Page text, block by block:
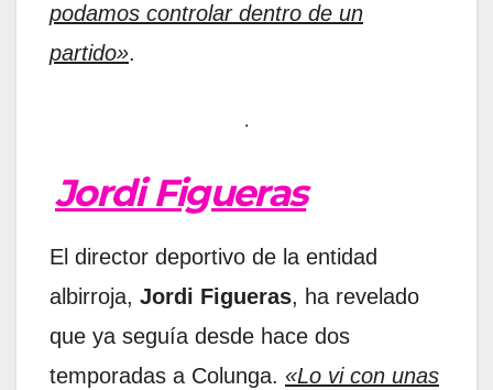
podamos controlar dentro de un
partido».
.
Jordi Figueras
El director deportivo de la entidad
albirroja, Jordi Figueras, ha revelado
que ya seguía desde hace dos
temporadas a Colunga. «Lo vi con unas